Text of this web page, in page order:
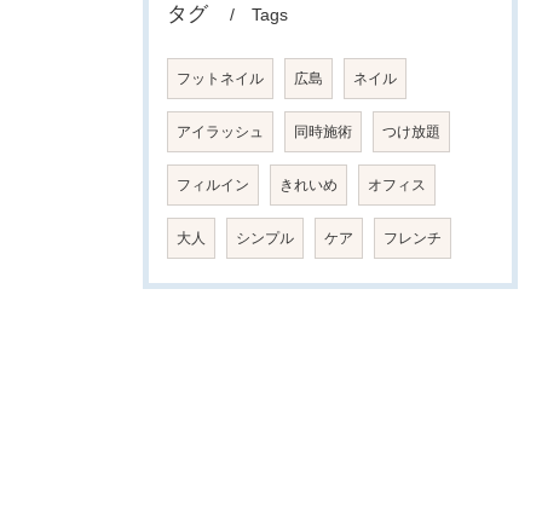
タグ Tags
フットネイル 広島 ネイル
アイラッシュ 同時施術 つけ放題
フィルイン きれいめ オフィス
大人 シンプル ケア フレンチ